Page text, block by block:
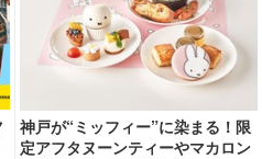
神戸が“ミッフィー”に染まる！限
定アフタヌーンティーやマカロン